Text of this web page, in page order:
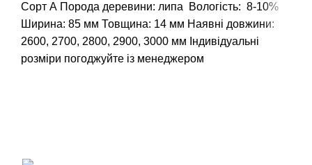
Сорт А Порода деревини: липа
Вологість: 8-10%
Ширина: 85 мм Товщина: 14 мм Наявні довжини:
2600, 2700, 2800, 2900, 3000 мм Індивідуальні
розміри погоджуйте із менеджером